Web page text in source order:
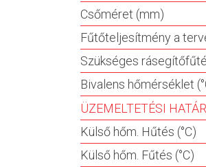
Csőméret (mm)
Fűtőteljesítmény a
Szükséges
Bivalens hőmérséklet
ÜZEMELTETÉSI
Külső hőm. Hűtés (°C)
Külső hőm. Fűtés (°C)